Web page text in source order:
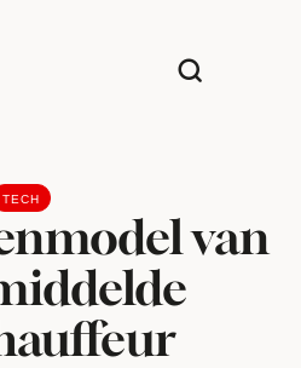
TECH
van